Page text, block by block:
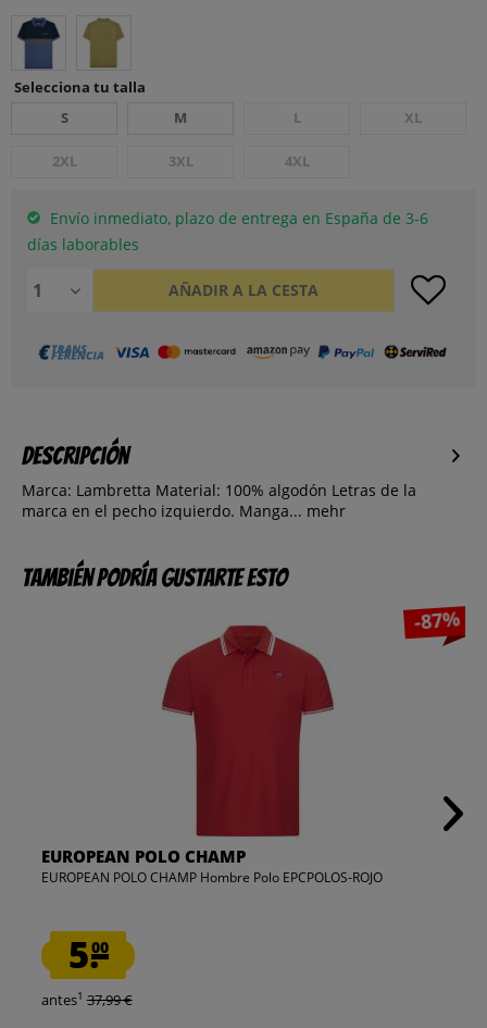
Selecciona tu talla
S
M L XL
2XL 3XL 4XL
Envío inmediato, plazo de entrega en España de 3-6
días laborables
AÑADIR A LA CESTA
Descripción
Marca: Lambretta Material: 100% algodón Letras de la
marca en el pecho izquierdo. Manga... mehr
También podría gustarte esto
-87%
EUROPEAN POLO CHAMP
EUROPEAN POLO CHAMP Hombre Polo EPCPOLOS-ROJO
5.00
antes1 37,99 €